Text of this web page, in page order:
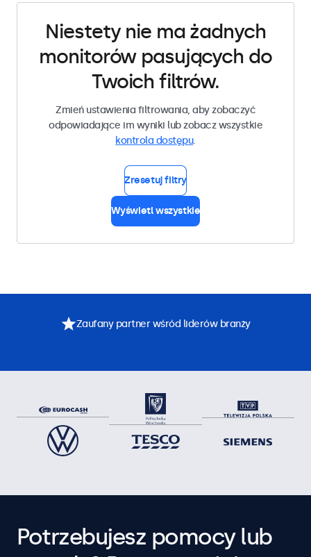
Niestety nie ma żadnych
monitorów pasujących do
Twoich filtrów.
Zmień ustawienia filtrowania, aby zobaczyć
odpowiadające im wyniki lub zobacz wszystkie
kontrola dostępu.
Zresetuj filtry
Wyświetl wszystkie
Zaufany partner wśród liderów branży
Potrzebujesz pomocy lub